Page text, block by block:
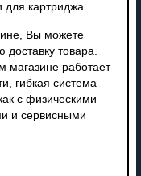
для картриджа.
Вы можете
товара.
магазине работает
гибкая система
с физическими
и сервисными